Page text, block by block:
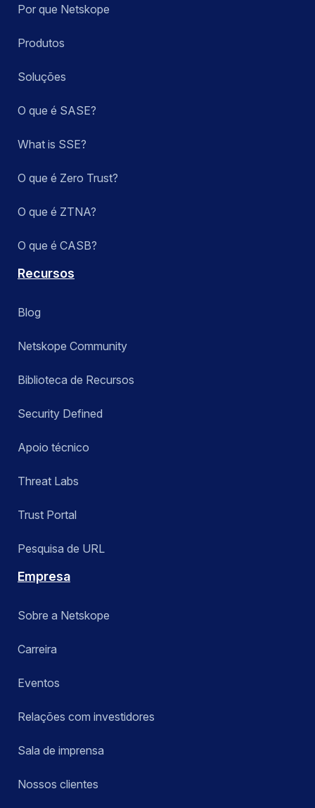
Por que Netskope
Produtos
Soluções
O que é SASE?
What is SSE?
O que é Zero Trust?
O que é ZTNA?
O que é CASB?
Recursos
Blog
Netskope Community
Biblioteca de Recursos
Security Defined
Apoio técnico
Threat Labs
Trust Portal
Pesquisa de URL
Empresa
Sobre a Netskope
Carreira
Eventos
Relações com investidores
Sala de imprensa
Nossos clientes